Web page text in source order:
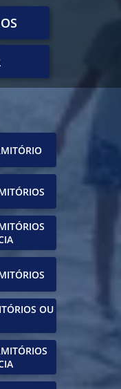
OU